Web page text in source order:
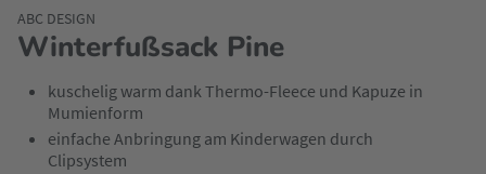
Winterfußsack Pine
ABC DESIGN
kuschelig warm dank Thermo-Fleece und Kapuze in
Mumienform
einfache Anbringung am Kinderwagen durch
Clipsystem